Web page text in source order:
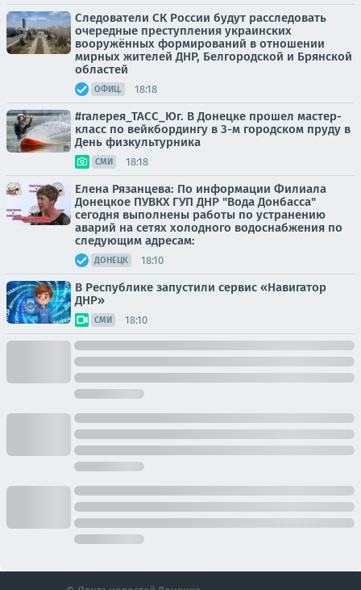
Следователи СК России будут расследовать
очередные преступления украинских
вооружённых формирований в отношении
мирных жителей ДНР, Белгородской и Брянской
областей
ОФИЦ. 18:18
#галерея_ТАСС_Юг. В Донецке прошел мастер-
класс по вейкбордингу в 3-м городском пруду в
День физкультурника
СМИ 18:18
Елена Рязанцева: По информации Филиала
Донецкое ПУВКХ ГУП ДНР "Вода Донбасса"
сегодня выполнены работы по устранению
аварий на сетях холодного водоснабжения по
следующим адресам:
ДОНЕЦК 18:10
В Республике запустили сервис «Навигатор
ДНР»
СМИ 18:10